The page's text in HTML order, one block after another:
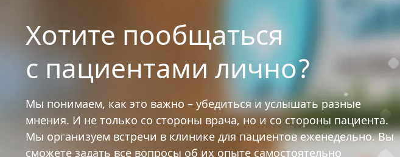
Хотите пообщаться
с пациентами лично?
Мы понимаем, как это важно – убедиться и услышать разные
мнения. И не только со стороны врача, но и со стороны пациента.
Мы организуем встречи в клинике для пациентов еженедельно. Вы
сможете задать все вопросы об их опыте самостоятельно